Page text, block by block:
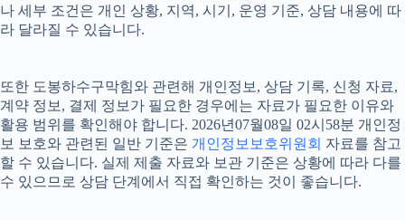
나 세부 조건은 개인 상황, 지역, 시기, 운영 기준, 상담 내용에 따
라 달라질 수 있습니다.
또한 도봉하수구막힘와 관련해 개인정보, 상담 기록, 신청 자료,
계약 정보, 결제 정보가 필요한 경우에는 자료가 필요한 이유와
활용 범위를 확인해야 합니다. 2026년07월08일 02시58분 개인정
보 보호와 관련된 일반 기준은 개인정보보호위원회 자료를 참고
할 수 있습니다. 실제 제출 자료와 보관 기준은 상황에 따라 다를
수 있으므로 상담 단계에서 직접 확인하는 것이 좋습니다.